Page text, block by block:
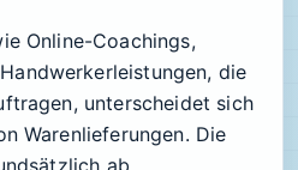
Online-Coachings,
die
unterscheidet sich
Warenlieferungen. Die